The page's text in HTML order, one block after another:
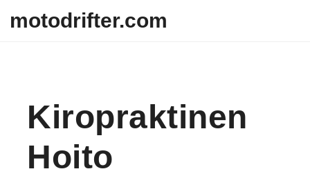
motodrifter.com
Kiropraktinen
Hoito